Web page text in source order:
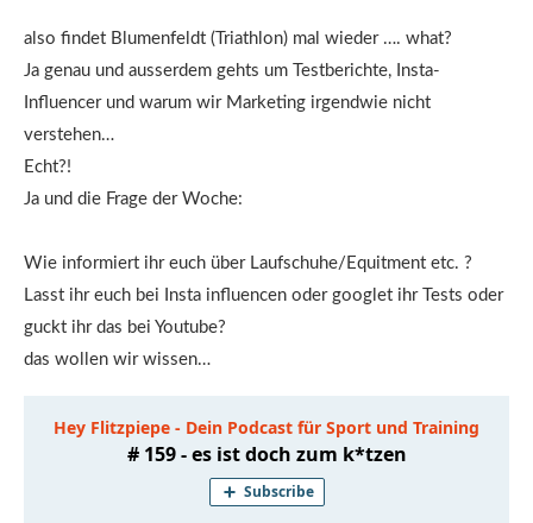
also findet Blumenfeldt (Triathlon) mal wieder …. what?
Ja genau und ausserdem gehts um Testberichte, Insta-
Influencer und warum wir Marketing irgendwie nicht
verstehen…
Echt?!
Ja und die Frage der Woche:
Wie informiert ihr euch über Laufschuhe/Equitment etc. ?
Lasst ihr euch bei Insta influencen oder googlet ihr Tests oder
guckt ihr das bei Youtube?
das wollen wir wissen…